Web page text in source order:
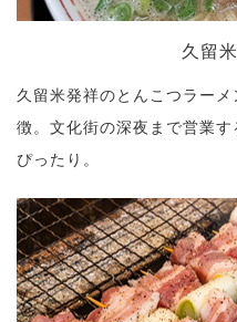
久留
久留米発祥のとんこつラー
徴。文化街の深夜まで営業
ぴったり。